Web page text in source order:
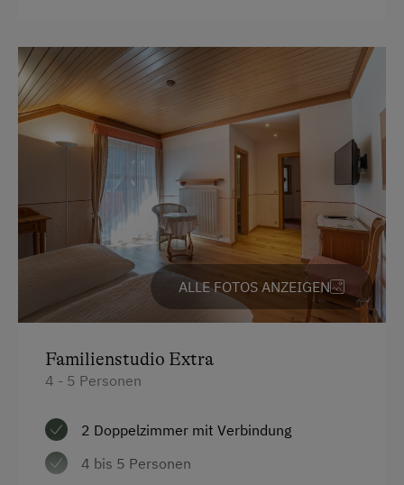
Romantikurlaub zu zweit
Nachhaltiger Urlaub
Besondere Unterkünfte
Seminarbauernhöfe
Hund erlaubt
ALLE FOTOS ANZEIGEN
Familienstudio Extra
4 - 5 Personen
2 Doppelzimmer mit Verbindung
4 bis 5 Personen